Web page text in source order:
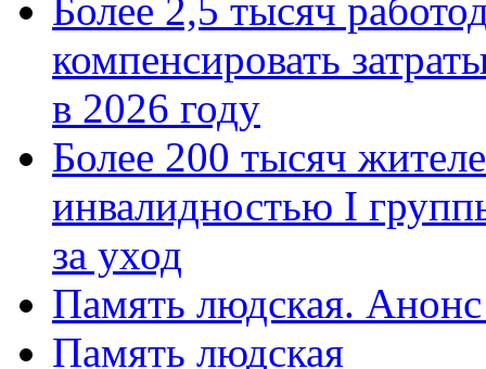
Более 2,5 тысяч
компенсировать
в 2026 году
Более 200 тысяч
инвалидностью I
за уход
Память людская.
Память людская